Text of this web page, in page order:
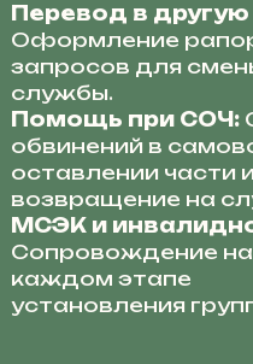
Перевод в другую
Оформление
запросов для
службы.
Помощь при СОЧ:
обвинений в
оставлении части и
возвращение на
МСЭК и
Сопровождение на
каждом этапе
установления